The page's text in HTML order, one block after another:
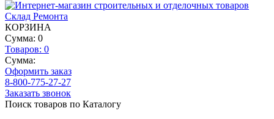
КОРЗИНА
Сумма: 0
Товаров: 0
Сумма:
Оформить заказ
8-800-775-27-27
Заказать звонок
Поиск товаров по Каталогу